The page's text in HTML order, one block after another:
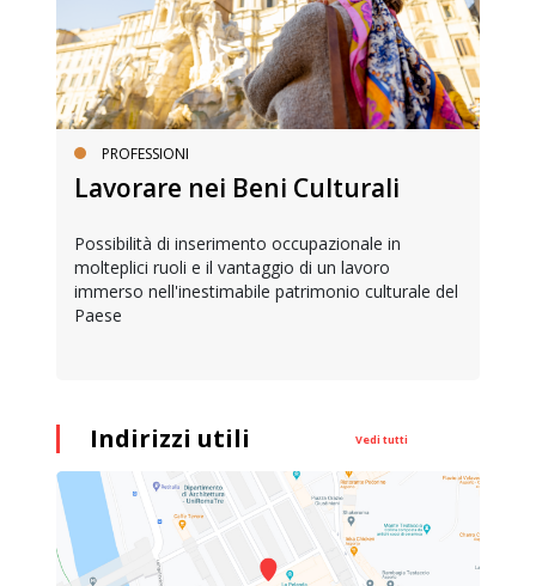
PROFESSIONI
Lavorare nei Beni Culturali
Possibilità di inserimento occupazionale in
molteplici ruoli e il vantaggio di un lavoro
immerso nell'inestimabile patrimonio culturale del
Paese
Indirizzi utili Vedi tutti